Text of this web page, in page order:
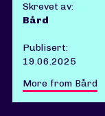
Skrevet av:
Bård
Publisert:
19.06.2025
More from Bård